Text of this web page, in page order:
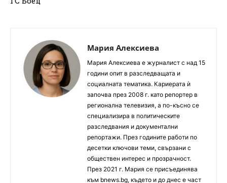
Мария Алексиева
Мария Алексиева е журналист с над 15
години опит в разследващата и
социалната тематика. Кариерата ѝ
започва през 2008 г. като репортер в
регионална телевизия, а по-късно се
специализира в политическите
разследвания и документални
репортажи. През годините работи по
десетки ключови теми, свързани с
обществен интерес и прозрачност.
През 2021 г. Мария се присъединява
към bnews.bg, където и до днес е част